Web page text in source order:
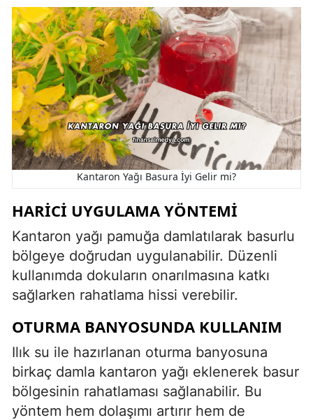
Kantaron Yağı Basura İyi Gelir mi?
HARICI UYGULAMA YÖNTEMI
Kantaron yağı pamuğa damlatılarak basurlu
bölgeye doğrudan uygulanabilir. Düzenli
kullanımda dokuların onarılmasına katkı
sağlarken rahatlama hissi verebilir.
OTURMA BANYOSUNDA KULLANIM
Ilık su ile hazırlanan oturma banyosuna
birkaç damla kantaron yağı eklenerek basur
bölgesinin rahatlaması sağlanabilir. Bu
yöntem hem dolaşımı artırır hem de